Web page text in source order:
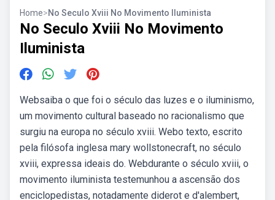
Home>No Seculo Xviii No Movimento Iluminista
No Seculo Xviii No Movimento
Iluminista
Websaiba o que foi o século das luzes e o iluminismo,
um movimento cultural baseado no racionalismo que
surgiu na europa no século xviii. Webo texto, escrito
pela filósofa inglesa mary wollstonecraft, no século
xviii, expressa ideais do. Webdurante o século xviii, o
movimento iluminista testemunhou a ascensão dos
enciclopedistas, notadamente diderot e d'alembert,